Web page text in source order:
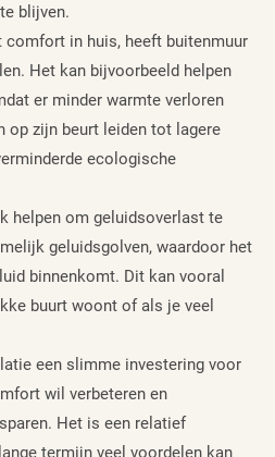
blijven.
comfort in huis, heeft buitenmuur
Het kan bijvoorbeeld helpen
er minder warmte verloren
op zijn beurt leiden tot lagere
ecologische
helpen om geluidsoverlast te
geluidsgolven, waardoor het
binnenkomt. Dit kan vooral
buurt woont of als je veel
een slimme investering voor
wil verbeteren en
Het is een relatief
termijn veel voordelen kan